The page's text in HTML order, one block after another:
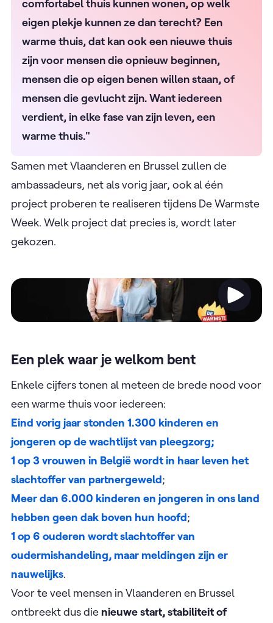
comfortabel thuis kunnen wonen, op welk
eigen plekje kunnen ze dan terecht? Een
warme thuis, dat kan ook een nieuwe thuis
zijn voor mensen die opnieuw beginnen,
mensen die op eigen benen willen staan, of
mensen die gevlucht zijn. Want iedereen
verdient, in elke fase van zijn leven, een
warme thuis."
Samen met Vlaanderen en Brussel zullen de
ambassadeurs, net als vorig jaar, ook al één
project proberen te realiseren tijdens De Warmste
Week. Welk project dat precies is, wordt later
gekozen.
Video
Een plek waar je welkom bent
Enkele cijfers tonen al meteen de brede nood voor
een warme thuis voor iedereen:
Eind vorig jaar stonden 1.300 kinderen en
jongeren op de wachtlijst van pleegzorg;
1 op 3 vrouwen in België wordt in haar leven het
slachtoffer van partnergeweld;
Meer dan 6.000 kinderen en jongeren in ons land
hebben geen dak boven hun hoofd; ​
1 op 6 ouderen wordt slachtoffer van
oudermishandeling, maar meldingen zijn er
nauwelijks.
Voor te veel mensen in Vlaanderen en Brussel
ontbreekt dus die nieuwe start, stabiliteit of